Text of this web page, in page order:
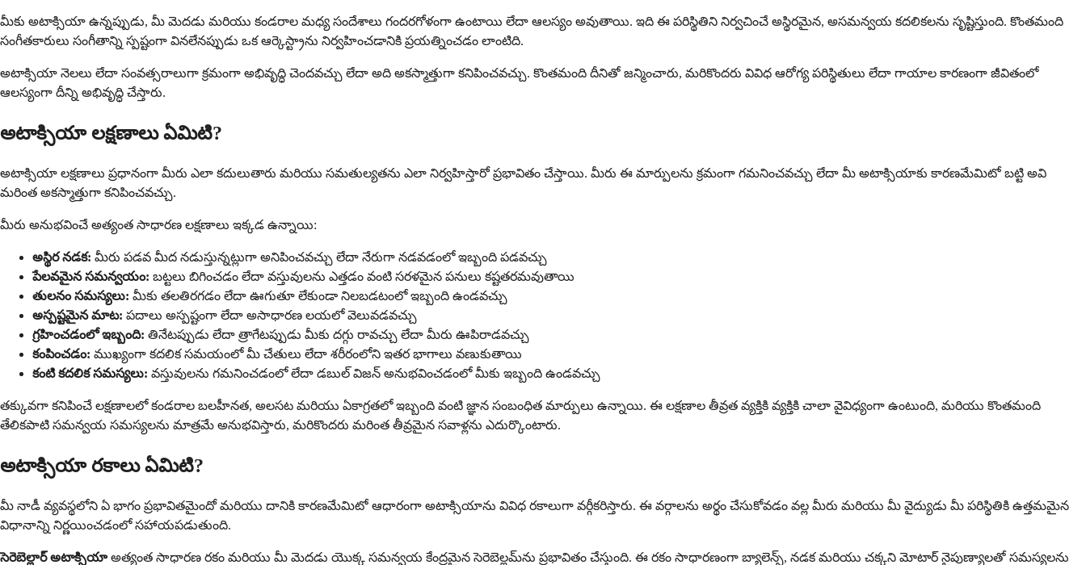
మీకు అటాక్సియా ఉన్నప్పుడు, మీ మెదడు మరియు కండరాల మధ్య సందేశాలు గందరగోళంగా ఉంటాయి లేదా ఆలస్యం అవుతాయి. ఇది ఈ పరిస్థితిని నిర్వచించే అస్థిరమైన, అసమన్వయ కదలికలను సృష్టిస్తుంది. కొంతమంది
సంగీతకారులు సంగీతాన్ని స్పష్టంగా వినలేనప్పుడు ఒక ఆర్కెస్ట్రాను నిర్వహించడానికి ప్రయత్నించడం లాంటిది.
అటాక్సియా నెలలు లేదా సంవత్సరాలుగా క్రమంగా అభివృద్ధి చెందవచ్చు లేదా అది అకస్మాత్తుగా కనిపించవచ్చు. కొంతమంది దీనితో జన్మించారు, మరికొందరు వివిధ ఆరోగ్య పరిస్థితులు లేదా గాయాల కారణంగా జీవితంలో
ఆలస్యంగా దీన్ని అభివృద్ధి చేస్తారు.
అటాక్సియా లక్షణాలు ఏమిటి?
అటాక్సియా లక్షణాలు ప్రధానంగా మీరు ఎలా కదులుతారు మరియు సమతుల్యతను ఎలా నిర్వహిస్తారో ప్రభావితం చేస్తాయి. మీరు ఈ మార్పులను క్రమంగా గమనించవచ్చు లేదా మీ అటాక్సియాకు కారణమేమిటో బట్టి అవి
మరింత అకస్మాత్తుగా కనిపించవచ్చు.
మీరు అనుభవించే అత్యంత సాధారణ లక్షణాలు ఇక్కడ ఉన్నాయి:
అస్థిర నడక: మీరు పడవ మీద నడుస్తున్నట్లుగా అనిపించవచ్చు లేదా నేరుగా నడవడంలో ఇబ్బంది పడవచ్చు
పేలవమైన సమన్వయం: బట్టలు బిగించడం లేదా వస్తువులను ఎత్తడం వంటి సరళమైన పనులు కష్టతరమవుతాయి
తులనం సమస్యలు: మీకు తలతిరగడం లేదా ఊగుతూ లేకుండా నిలబడటంలో ఇబ్బంది ఉండవచ్చు
అస్పష్టమైన మాట: పదాలు అస్పష్టంగా లేదా అసాధారణ లయలో వెలువడవచ్చు
గ్రహించడంలో ఇబ్బంది: తినేటప్పుడు లేదా త్రాగేటప్పుడు మీకు దగ్గు రావచ్చు లేదా మీరు ఊపిరాడవచ్చు
కంపించడం: ముఖ్యంగా కదలిక సమయంలో మీ చేతులు లేదా శరీరంలోని ఇతర భాగాలు వణుకుతాయి
కంటి కదలిక సమస్యలు: వస్తువులను గమనించడంలో లేదా డబుల్ విజన్ అనుభవించడంలో మీకు ఇబ్బంది ఉండవచ్చు
తక్కువగా కనిపించే లక్షణాలలో కండరాల బలహీనత, అలసట మరియు ఏకాగ్రతలో ఇబ్బంది వంటి జ్ఞాన సంబంధిత మార్పులు ఉన్నాయి. ఈ లక్షణాల తీవ్రత వ్యక్తికి వ్యక్తికి చాలా వైవిధ్యంగా ఉంటుంది, మరియు కొంతమంది
తేలికపాటి సమన్వయ సమస్యలను మాత్రమే అనుభవిస్తారు, మరికొందరు మరింత తీవ్రమైన సవాళ్లను ఎదుర్కొంటారు.
అటాక్సియా రకాలు ఏమిటి?
మీ నాడీ వ్యవస్థలోని ఏ భాగం ప్రభావితమైందో మరియు దానికి కారణమేమిటో ఆధారంగా అటాక్సియాను వివిధ రకాలుగా వర్గీకరిస్తారు. ఈ వర్గాలను అర్థం చేసుకోవడం వల్ల మీరు మరియు మీ వైద్యుడు మీ పరిస్థితికి ఉత్తమమైన
విధానాన్ని నిర్ణయించడంలో సహాయపడుతుంది.
సెరెబెల్లార్ అటాక్సియా అత్యంత సాధారణ రకం మరియు మీ మెదడు యొక్క సమన్వయ కేంద్రమైన సెరెబెల్లమ్‌ను ప్రభావితం చేస్తుంది. ఈ రకం సాధారణంగా బ్యాలెన్స్, నడక మరియు చక్కని మోటార్ నైపుణ్యాలతో సమస్యలను